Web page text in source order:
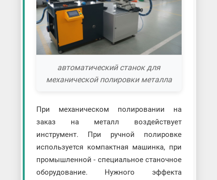
автоматический станок для
механической полировки металла
При механическом полировании на
заказ на металл воздействует
инструмент. При ручной полировке
используется компактная машинка, при
промышленной - специальное станочное
оборудование. Нужного эффекта